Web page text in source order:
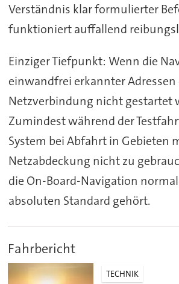
Verständnis klar formulierter
funktioniert auffallend
Einziger Tiefpunkt: Wenn die
einwandfrei erkannter Adressen
Netzverbindung nicht gestartet
Zumindest während der
System bei Abfahrt in Gebieten
Netzabdeckung nicht zu
die On-Board-Navigation
absoluten Standard gehört.
Fahrbericht
TECHNIK